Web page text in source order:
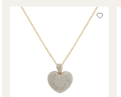
dnes otevřeno od 09:00
ALO diamonds,
Roztylská 2321/19, 148 00 Praha 4
tel.: +420 773 585 559, +420 730
dnes otevřeno od 09:00